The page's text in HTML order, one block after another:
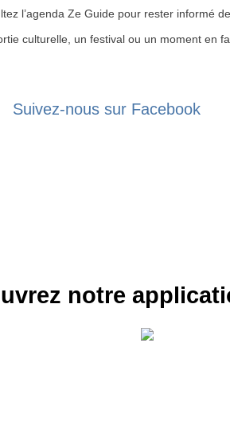
l’agenda Ze Guide pour rester informé
culturelle, un festival ou un moment en
Suivez-nous sur Facebook
notre